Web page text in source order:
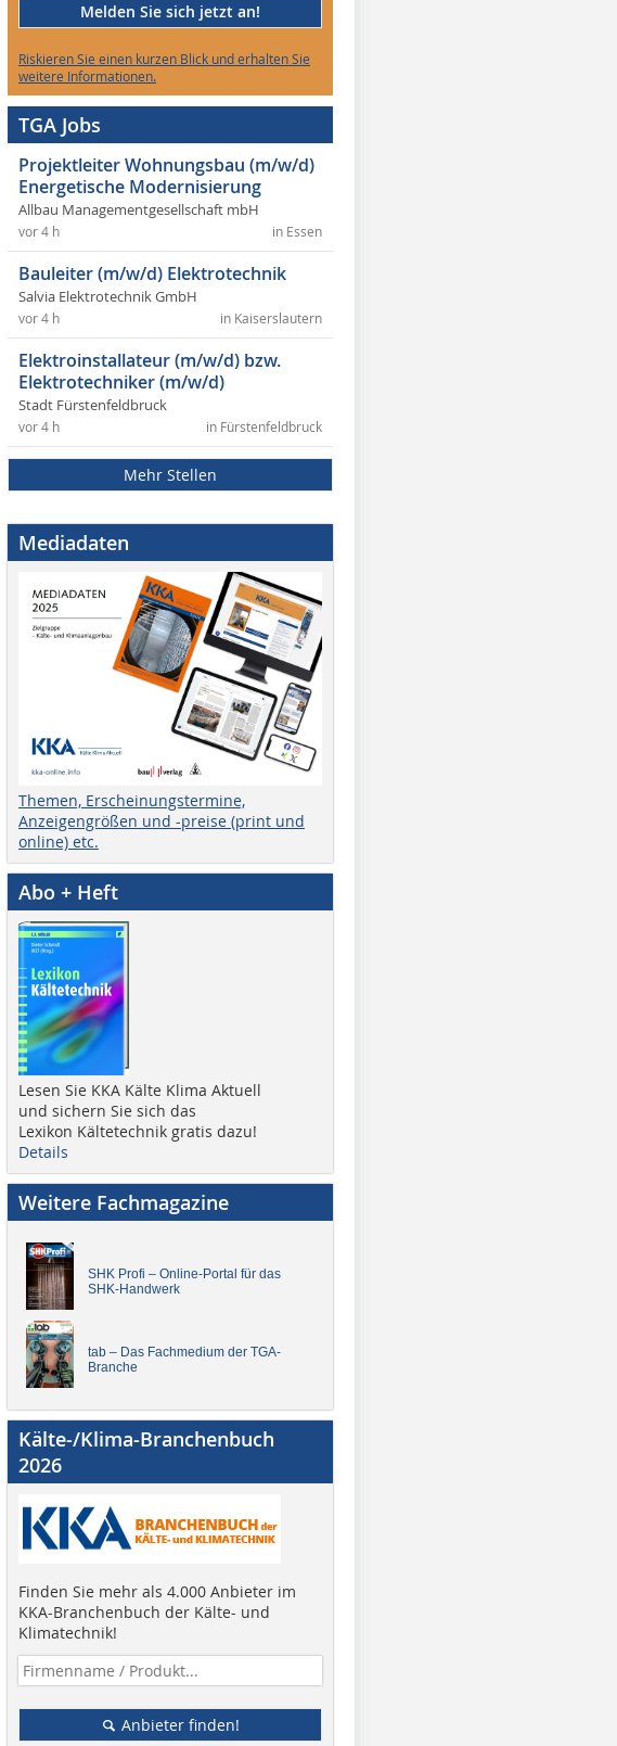
Melden Sie sich jetzt an!
Riskieren Sie einen kurzen Blick und erhalten Sie
weitere Informationen.
TGA Jobs
Projektleiter Wohnungsbau (m/w/d)
Energetische Modernisierung
Allbau Managementgesellschaft mbH
in Essen
vor 4 h
Bauleiter (m/w/d) Elektrotechnik
Salvia Elektrotechnik GmbH
in Kaiserslautern
vor 4 h
Elektroinstallateur (m/w/d) bzw.
Elektrotechniker (m/w/d)
Stadt Fürstenfeldbruck
in Fürstenfeldbruck
vor 4 h
Mehr Stellen
Mediadaten
Themen, Erscheinungstermine,
Anzeigengrößen und -preise (print und
online) etc.
Abo + Heft
Lesen Sie KKA Kälte Klima Aktuell
und sichern Sie sich das
Lexikon Kältetechnik gratis dazu!
Details
Weitere Fachmagazine
SHK Profi – Online-Portal für das
SHK-Handwerk
tab – Das Fachmedium der TGA-
Branche
Kälte-/Klima-Branchenbuch
2026
Finden Sie mehr als 4.000 Anbieter im
KKA-Branchenbuch der Kälte- und
Klimatechnik!
Anbieter finden!